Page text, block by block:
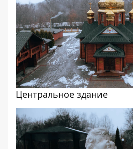
Центральное здание